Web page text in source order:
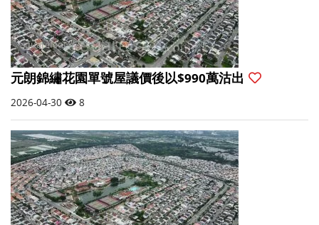
元朗錦繡花園單號屋議價後以$990萬沽出
2026-04-30 8